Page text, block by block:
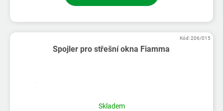
Spojler pro střešní okna Fiamma
Skladem
Kód:206/015